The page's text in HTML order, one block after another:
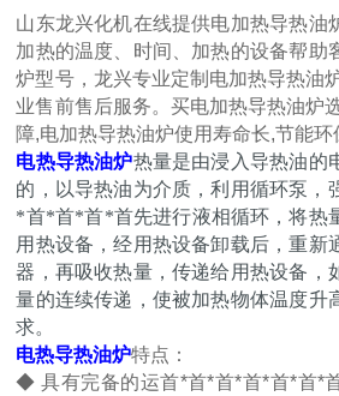
山东龙兴化机在线提供电加热导热油
加热的温度、时间、加热的设备帮助
炉型号，龙兴专业定制电加热导热油
业售前售后服务。买电加热导热油炉
障,电加热导热油炉使用寿命长,节能环
电热导热油炉热量是由浸入导热油的
的，以导热油为介质，利用循环泵，
*首*首*首*首先进行液相循环，将热
用热设备，经用热设备卸载后，重新
器，再吸收热量，传递给用热设备，
量的连续传递，使被加热物体温度升
求。
电热导热油炉特点：
◆ 具有完备的运首*首*首*首*首*首*